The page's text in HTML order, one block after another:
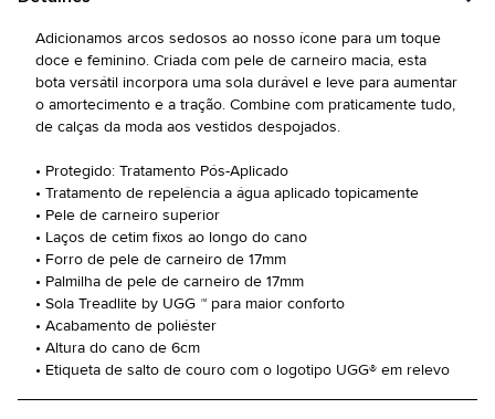
Adicionamos arcos sedosos ao nosso ícone para um toque
doce e feminino. Criada com pele de carneiro macia, esta
bota versátil incorpora uma sola durável e leve para aumentar
o amortecimento e a tração. Combine com praticamente tudo,
de calças da moda aos vestidos despojados.
• Protegido: Tratamento Pós-Aplicado
• Tratamento de repelência a água aplicado topicamente
• Pele de carneiro superior
• Laços de cetim fixos ao longo do cano
• Forro de pele de carneiro de 17mm
• Palmilha de pele de carneiro de 17mm
• Sola Treadlite by UGG ™ para maior conforto
• Acabamento de poliéster
• Altura do cano de 6cm
• Etiqueta de salto de couro com o logotipo UGG® em relevo